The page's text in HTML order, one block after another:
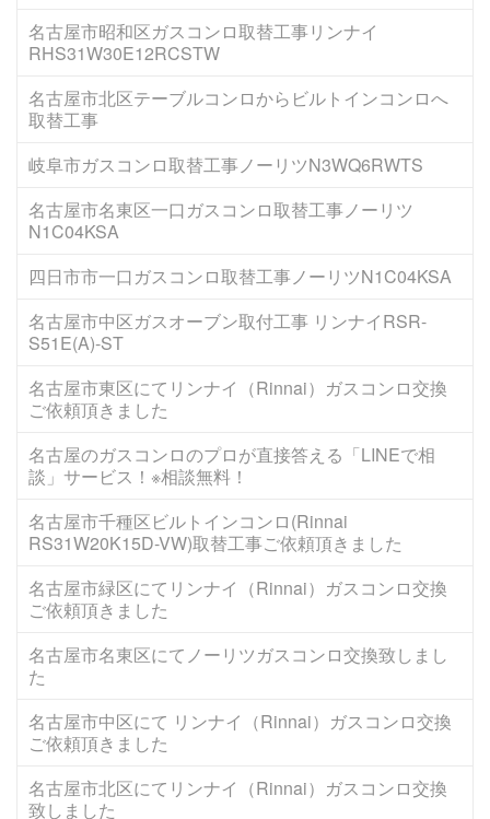
名古屋市昭和区ガスコンロ取替工事リンナイ
RHS31W30E12RCSTW
名古屋市北区テーブルコンロからビルトインコンロへ
取替工事
岐阜市ガスコンロ取替工事ノーリツN3WQ6RWTS
名古屋市名東区一口ガスコンロ取替工事ノーリツ
N1C04KSA
四日市市一口ガスコンロ取替工事ノーリツN1C04KSA
名古屋市中区ガスオーブン取付工事 リンナイRSR-
S51E(A)-ST
名古屋市東区にてリンナイ（Rinnai）ガスコンロ交換
ご依頼頂きました
名古屋のガスコンロのプロが直接答える「LINEで相
談」サービス！※相談無料！
名古屋市千種区ビルトインコンロ(Rinnai
RS31W20K15D-VW)取替工事ご依頼頂きました
名古屋市緑区にてリンナイ（Rinnai）ガスコンロ交換
ご依頼頂きました
名古屋市名東区にてノーリツガスコンロ交換致しまし
た
名古屋市中区にて リンナイ（Rinnai）ガスコンロ交換
ご依頼頂きました
名古屋市北区にてリンナイ（Rinnai）ガスコンロ交換
致しました